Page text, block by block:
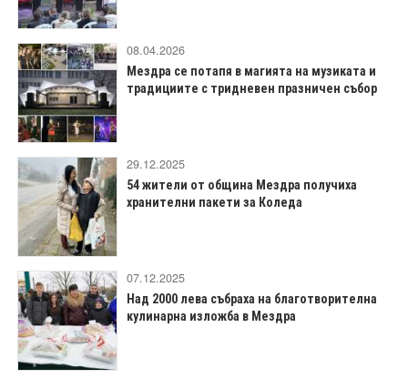
08.04.2026
Мездра се потапя в магията на музиката и
традициите с тридневен празничен събор
29.12.2025
54 жители от община Мездра получиха
хранителни пакети за Коледа
07.12.2025
Над 2000 лева събраха на благотворителна
кулинарна изложба в Мездра